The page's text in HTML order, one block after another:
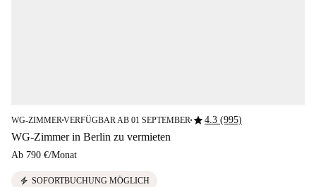
WG-ZIMMER■VERFÜGBAR AB 01 SEPTEMBER■star4.3 (995)
WG-Zimmer in Berlin zu vermieten
Ab 790 €/Monat
electric_bolt SOFORTBUCHUNG MÖGLICH